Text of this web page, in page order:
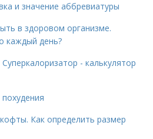
и значение аббревиатуры
в здоровом организме.
каждый день?
- калькулятор
Как определить размер